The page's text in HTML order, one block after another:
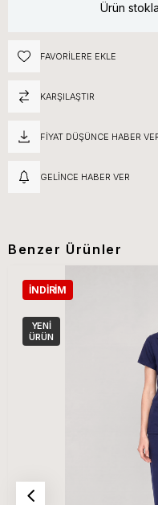
Ürün
FAVORILERE EKLE
KARŞILAŞTIR
FIYAT DÜŞÜNCE HABER
GELINCE HABER VER
Benzer Ürünler
İNDIRIM
YENI
ÜRÜN